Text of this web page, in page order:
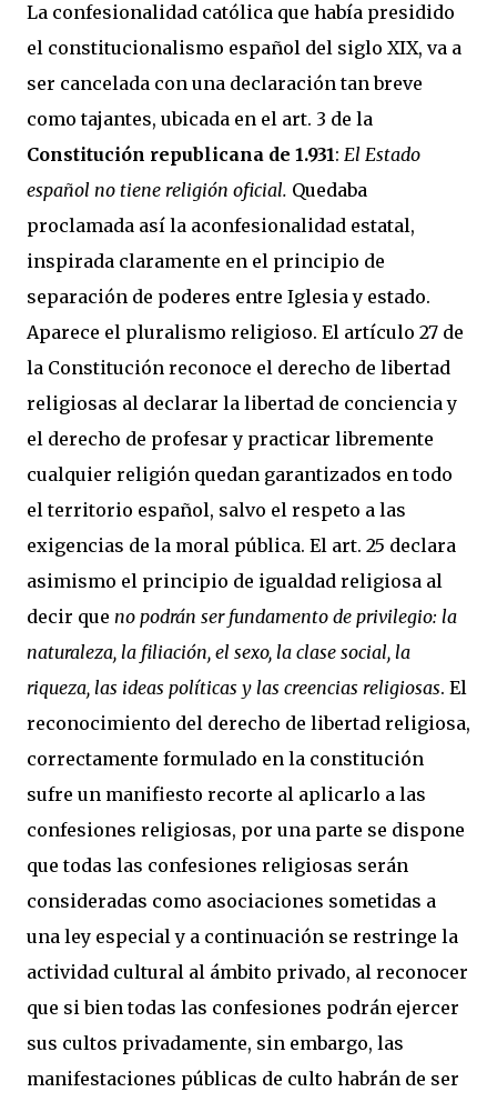
La confesionalidad católica que había presidido
el constitucionalismo español del siglo XIX, va a
ser cancelada con una declaración tan breve
como tajantes, ubicada en el art. 3 de la
Constitución republicana de 1.931: El Estado
español no tiene religión oficial. Quedaba
proclamada así la aconfesionalidad estatal,
inspirada claramente en el principio de
separación de poderes entre Iglesia y estado.
Aparece el pluralismo religioso. El artículo 27 de
la Constitución reconoce el derecho de libertad
religiosas al declarar la libertad de conciencia y
el derecho de profesar y practicar libremente
cualquier religión quedan garantizados en todo
el territorio español, salvo el respeto a las
exigencias de la moral pública. El art. 25 declara
asimismo el principio de igualdad religiosa al
decir que no podrán ser fundamento de privilegio: la
naturaleza, la filiación, el sexo, la clase social, la
riqueza, las ideas políticas y las creencias religiosas. El
reconocimiento del derecho de libertad religiosa,
correctamente formulado en la constitución
sufre un manifiesto recorte al aplicarlo a las
confesiones religiosas, por una parte se dispone
que todas las confesiones religiosas serán
consideradas como asociaciones sometidas a
una ley especial y a continuación se restringe la
actividad cultural al ámbito privado, al reconocer
que si bien todas las confesiones podrán ejercer
sus cultos privadamente, sin embargo, las
manifestaciones públicas de culto habrán de ser